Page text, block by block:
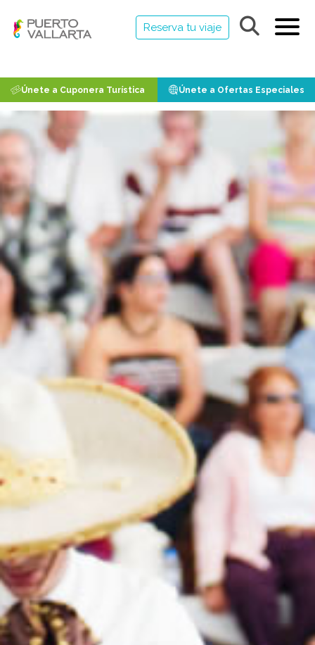
Reserva tu viaje
Únete a Cuponera Turística Únete a Ofertas Especiales